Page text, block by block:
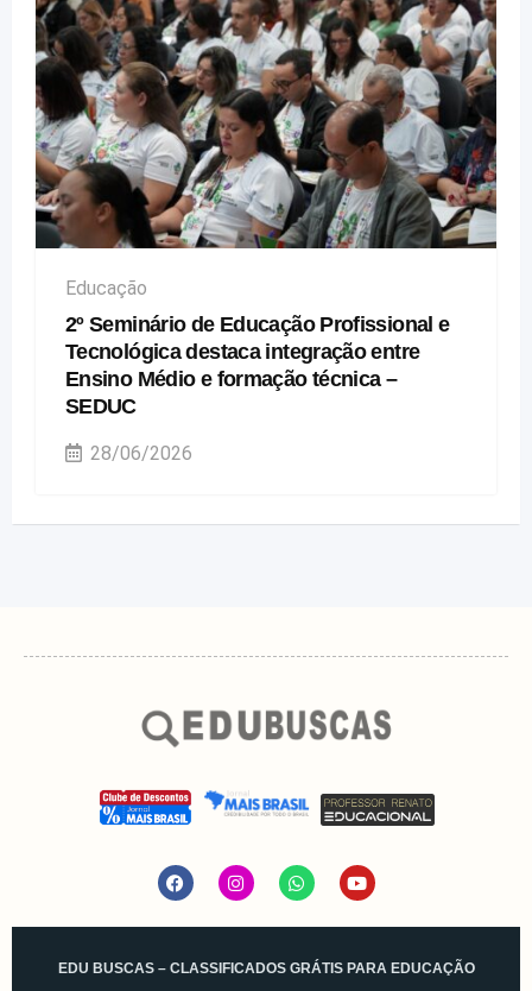
Educação
2º Seminário de Educação Profissional e
Tecnológica destaca integração entre
Ensino Médio e formação técnica –
SEDUC
28/06/2026
EDU BUSCAS – CLASSIFICADOS GRÁTIS PARA EDUCAÇÃO